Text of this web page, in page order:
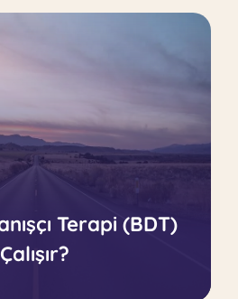
Terapi (BDT)